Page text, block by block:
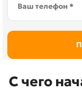
С чего